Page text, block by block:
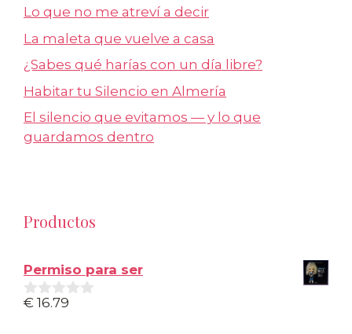
Lo que no me atreví a decir
La maleta que vuelve a casa
¿Sabes qué harías con un día libre?
Habitar tu Silencio en Almería
El silencio que evitamos — y lo que
guardamos dentro
Productos
Permiso para ser
0
€ 16.79